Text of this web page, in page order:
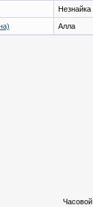
Незнайка
Алла